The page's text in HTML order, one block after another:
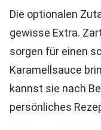
Die optionalen
gewisse Extra.
sorgen für einen
Karamellsauce
kannst sie nach
persönliches